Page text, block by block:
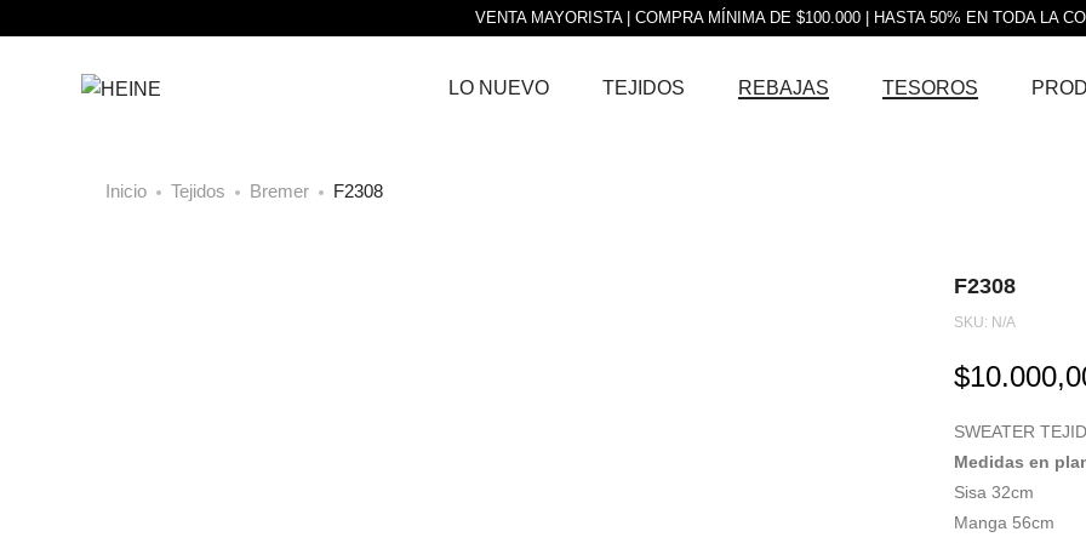
VENTA MAYORISTA | COMPRA MÍNIMA DE $100.000 | HASTA 50% EN TODA LA
LO NUEVO TEJIDOS REBAJAS TESOROS
Inicio Tejidos Bremer F2308
F2308
SKU: N/A
$
SWEATER
Medidas en
Sisa 32cm
Manga 56cm